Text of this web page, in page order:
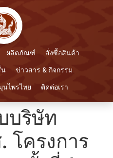
ผลิตภัณฑ์ สั่งซื้อสินค้า
น ข่าวสาร & กิจกรรม
นไพรไทย ติดต่อเรา
บริษัท
โครงการ